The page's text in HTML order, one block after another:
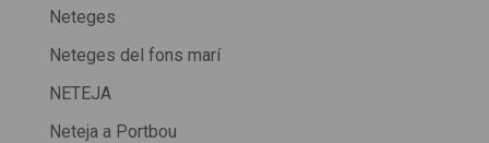
Neteges
Neteges del fons marí
NETEJA
Neteja a Portbou